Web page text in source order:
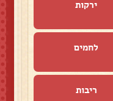
ירקות
לחמים
ריבות